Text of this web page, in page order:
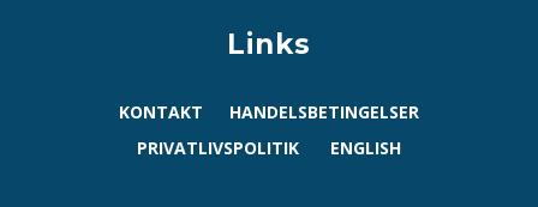
Links
KONTAKT
HANDELSBETINGELSER
PRIVATLIVSPOLITIK
ENGLISH